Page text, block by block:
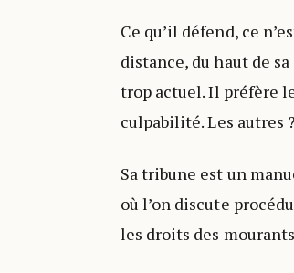
Ce qu’il défend, ce
distance, du haut de
trop actuel. Il préfère
culpabilité. Les autres
Sa tribune est un
où l’on discute
les droits des